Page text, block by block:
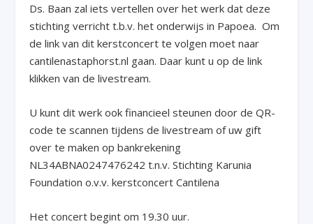
Ds. Baan zal iets vertellen over het werk dat deze
stichting verricht t.b.v. het onderwijs in Papoea. Om
de link van dit kerstconcert te volgen moet naar
cantilenastaphorst.nl gaan. Daar kunt u op de link
klikken van de livestream.
U kunt dit werk ook financieel steunen door de QR-
code te scannen tijdens de livestream of uw gift
over te maken op bankrekening
NL34ABNA0247476242 t.n.v. Stichting Karunia
Foundation o.v.v. kerstconcert Cantilena
Het concert begint om 19.30 uur.